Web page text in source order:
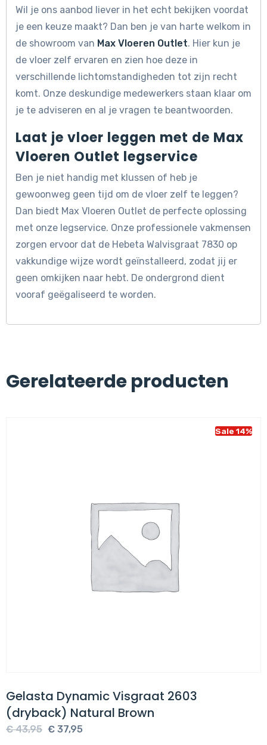
Wil je ons aanbod liever in het echt bekijken voordat
je een keuze maakt? Dan ben je van harte welkom in
de showroom van Max Vloeren Outlet. Hier kun je
de vloer zelf ervaren en zien hoe deze in
verschillende lichtomstandigheden tot zijn recht
komt. Onze deskundige medewerkers staan klaar om
je te adviseren en al je vragen te beantwoorden.
Laat je vloer leggen met de Max
Vloeren Outlet legservice
Ben je niet handig met klussen of heb je
gewoonweg geen tijd om de vloer zelf te leggen?
Dan biedt Max Vloeren Outlet de perfecte oplossing
met onze legservice. Onze professionele vakmensen
zorgen ervoor dat de Hebeta Walvisgraat 7830 op
vakkundige wijze wordt geïnstalleerd, zodat jij er
geen omkijken naar hebt. De ondergrond dient
vooraf geëgaliseerd te worden.
Gerelateerde producten
Sale 14%
Gelasta Dynamic Visgraat 2603
(dryback) Natural Brown
€43,95 Oorspronkelijke
€ 37,95